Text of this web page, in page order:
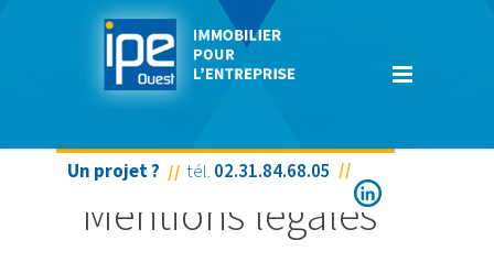
Un projet ? tél. 02.31.84.68.05
Mentions légales